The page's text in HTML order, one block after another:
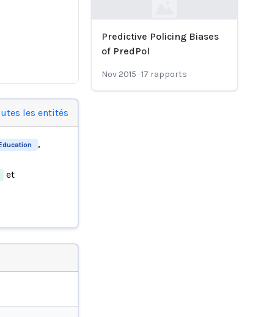
les entités
,
et
Predictive Policing Biases
of PredPol
Nov 2015 ·17 rapports